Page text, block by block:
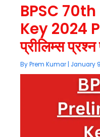
BPSC
Key 2024
प्रीलिम्स
ByPrem Kumar January